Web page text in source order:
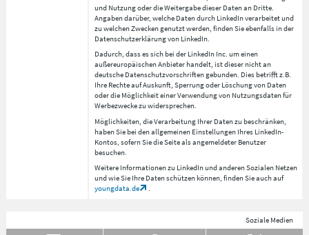
und Nutzung oder die Weitergabe dieser Daten an Dritte.
Angaben darüber, welche Daten durch LinkedIn verarbeitet und
zu welchen Zwecken genutzt werden, finden Sie ebenfalls in der
Datenschutzerklärung von LinkedIn.
Dadurch, dass es sich bei der LinkedIn Inc. um einen
außereuropäischen Anbieter handelt, ist dieser nicht an
deutsche Datenschutzvorschriften gebunden. Dies betrifft z.B.
Ihre Rechte auf Auskunft, Sperrung oder Löschung von Daten
oder die Möglichkeit einer Verwendung von Nutzungsdaten für
Werbezwecke zu widersprechen.
Möglichkeiten, die Verarbeitung Ihrer Daten zu beschränken,
haben Sie bei den allgemeinen Einstellungen Ihres LinkedIn-
Kontos, sofern Sie die Seite als angemeldeter Benutzer
besuchen.
Weitere Informationen zu LinkedIn und anderen Sozialen Netzen
und wie Sie Ihre Daten schützen können, finden Sie auch auf
youngdata.de
.
Soziale Medien